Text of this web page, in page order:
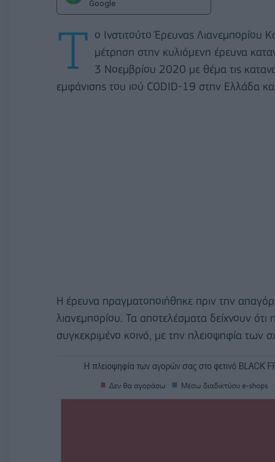
Google
Τ ο Ινστιτούτο Έρευνας
μέτρηση στην κυλιόμενη έρευνα
3 Νοεμβρίου 2020 με θέμα τις
εμφάνισης του ιού CODID-19 στην Ελλάδα
Η έρευνα πραγματοποιήθηκε πριν την
λιανεμπορίου. Τα αποτελέσματα δείχνουν
συγκεκριμένο κοινό, με την πλειοψηφία των